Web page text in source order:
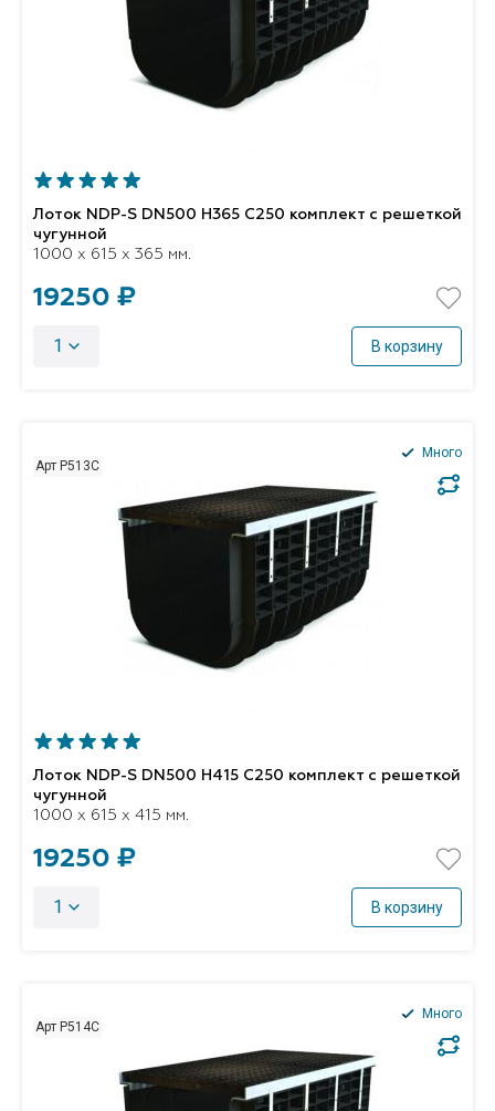
Лоток NDP-S DN500 H365 C250 комплект с решеткой
чугунной
1000 x 615 x 365 мм.
19250 ₽
1 В корзину
Арт P513C
Много
Лоток NDP-S DN500 H415 C250 комплект с решеткой
чугунной
1000 x 615 x 415 мм.
19250 ₽
1 В корзину
Арт P514C
Много